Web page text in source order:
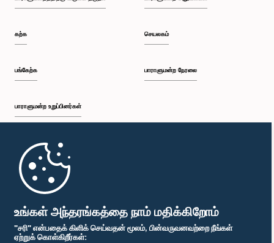
உங்கள் அந்தரங்கத்தை நாம் மதிக்கிறோம்
"சரி" என்பதைக் கிளிக் செய்வதன் மூலம், பின்வருவனவற்றை நீங்கள்
ஏற்றுக் கொள்கிறீர்கள்:
கற்க
பங்கேற்க
பாராளுமன்ற உறுப்பினர்கள்
முதற்பக்கம்
செயலகம்
பாராளுமன்ற நேரலை
பாராளுமன்ற கையடக்க செயலி